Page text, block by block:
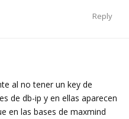
Reply
al no tener un key de
de db-ip y en ellas aparecen
en las bases de maxmind